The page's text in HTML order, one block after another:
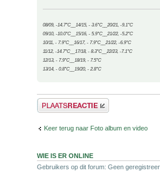
08/09, -14.7°C__14/15, - 3.6°C__20/21, -9.1°C
09/10, -10.0°C__15/16, - 5.9°C__21/22, -5.2°C
10/11, - 7.9°C__16/17, - 7.9°C__21/22, -6.9°C
11/12, -14.7°C__17/18, - 8.3°C__22/23, -7.1°C
12/13, - 7.9°C__18/19, - 7.5°C
13/14, - 0.8°C__19/20, - 2.8°C
Plaats een reactie
Keer terug naar Foto album en video
WIE IS ER ONLINE
Gebruikers op dit forum: Geen